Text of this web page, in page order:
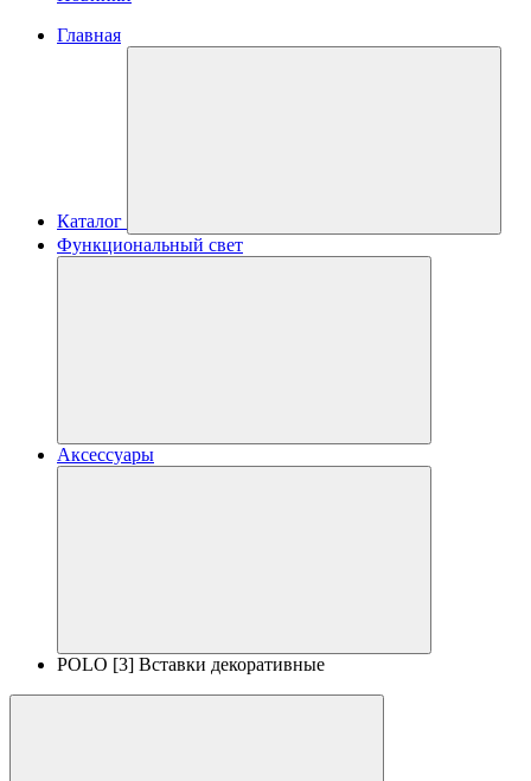
Главная
Каталог
Функциональный свет
Аксессуары
POLO [3] Вставки декоративные